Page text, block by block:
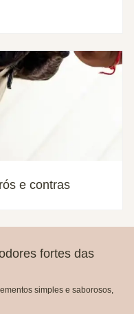
e contras
fortes das
simples e saborosos,